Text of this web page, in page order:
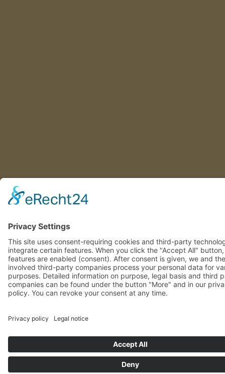
This site uses consent-requiring cookies and third-party
integrate certain features. When you click the "Accept All"
features are enabled (consent). After consent is given, we and
involved third-party companies process your personal data for
companies can be found under the button "More" and in our
DENY ACCEPT MORE